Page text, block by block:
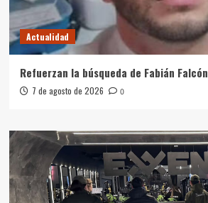
Actualidad
Refuerzan la búsqueda de Fabián Falcón
7 de agosto de 2026 0